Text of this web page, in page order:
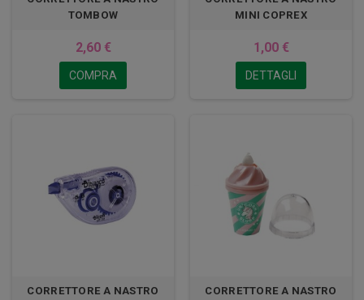
TOMBOW
2,60 €
COMPRA
MINI COPREX
1,00 €
DETTAGLI
CORRETTORE A NASTRO
CORRETTORE A NASTRO